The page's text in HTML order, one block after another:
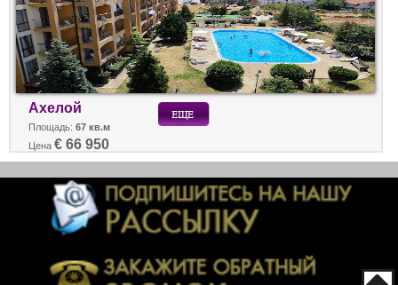
Ахелой
Площадь: 67 кв.м
Цена € 66 950